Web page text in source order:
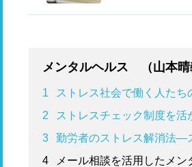
メンタルヘルス （山本晴
1
ストレス社会で働く人たち
2
ストレスチェック制度を活
3
勤労者のストレス解消法―
4
メール相談を活用したメン